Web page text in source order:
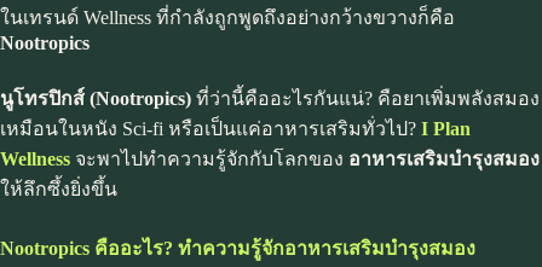
ในเทรนด์ Wellness ที่กำลังถูกพูดถึงอย่างกว้างขวางก็คือ
Nootropics
นูโทรปิกส์ (Nootropics) ที่ว่านี้คืออะไรกันแน่? คือยาเพิ่มพลังสมอง
เหมือนในหนัง Sci-fi หรือเป็นแค่อาหารเสริมทั่วไป? I Plan
Wellness จะพาไปทำความรู้จักกับโลกของ อาหารเสริมบำรุงสมอง
ให้ลึกซึ้งยิ่งขึ้น
Nootropics คืออะไร? ทำความรู้จักอาหารเสริมบำรุงสมอง